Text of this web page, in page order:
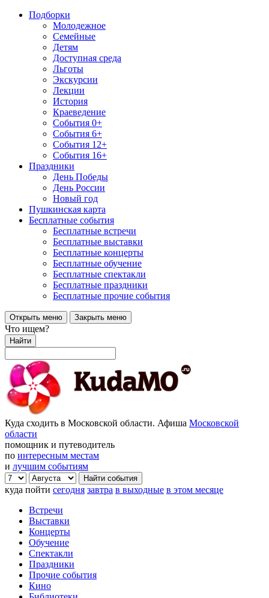
Подборки
Молодежное
Семейные
Детям
Доступная среда
Льготы
Экскурсии
Лекции
История
Краеведение
События 0+
События 6+
События 12+
События 16+
Праздники
День Победы
День России
Новый год
Пушкинская карта
Бесплатные события
Бесплатные встречи
Бесплатные выставки
Бесплатные концерты
Бесплатные обучение
Бесплатные спектакли
Бесплатные праздники
Бесплатные прочие события
Открыть меню Закрыть меню
Что ищем?
Найти
Куда сходить в Московской области. Афиша Московской
области
помощник и путеводитель
по интересным местам
и лучшим событиям
куда пойти сегодня завтра в выходные в этом месяце
Встречи
Выставки
Концерты
Обучение
Спектакли
Праздники
Прочие события
Кино